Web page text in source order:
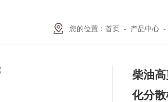
您的位置： 首页- 产品中心-
柴油
化分